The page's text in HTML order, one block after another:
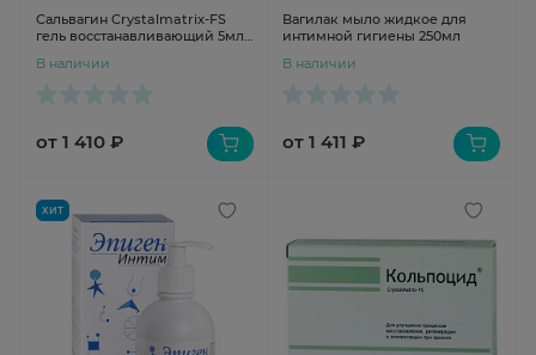
Сальвагин Crystalmatrix-FS
гель восстанавливающий 5мл
В наличии
от 1 410 ₽
Вагилак мыло жидкое для
интимной гигиены 250мл
В наличии
от 1 411 ₽
ХИТ